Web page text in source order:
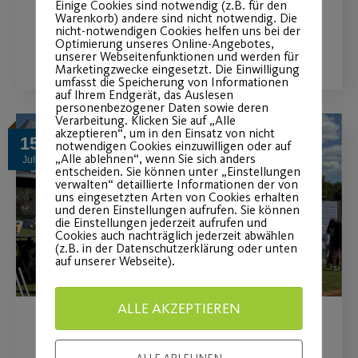
WEITERLESEN
15
Juli
MAN Truck & Bus wird
Einige Cookies sind notwendig (z.B. für den
Warenkorb) andere sind nicht notwendig. Die
nicht-notwendigen Cookies helfen uns bei der
Optimierung unseres Online-Angebotes,
unserer Webseitenfunktionen und werden für
Marketingzwecke eingesetzt. Die Einwilligung
umfasst die Speicherung von Informationen
auf Ihrem Endgerät, das Auslesen
personenbezogener Daten sowie deren
Verarbeitung. Klicken Sie auf „Alle
akzeptieren“, um in den Einsatz von nicht
notwendigen Cookies einzuwilligen oder auf
„Alle ablehnen“, wenn Sie sich anders
entscheiden. Sie können unter „Einstellungen
verwalten“ detaillierte Informationen der von
uns eingesetzten Arten von Cookies erhalten
und deren Einstellungen aufrufen. Sie können
die Einstellungen jederzeit aufrufen und
Cookies auch nachträglich jederzeit abwählen
(z.B. in der Datenschutzerklärung oder unten
auf unserer Webseite).
ALLE AKZEPTIEREN